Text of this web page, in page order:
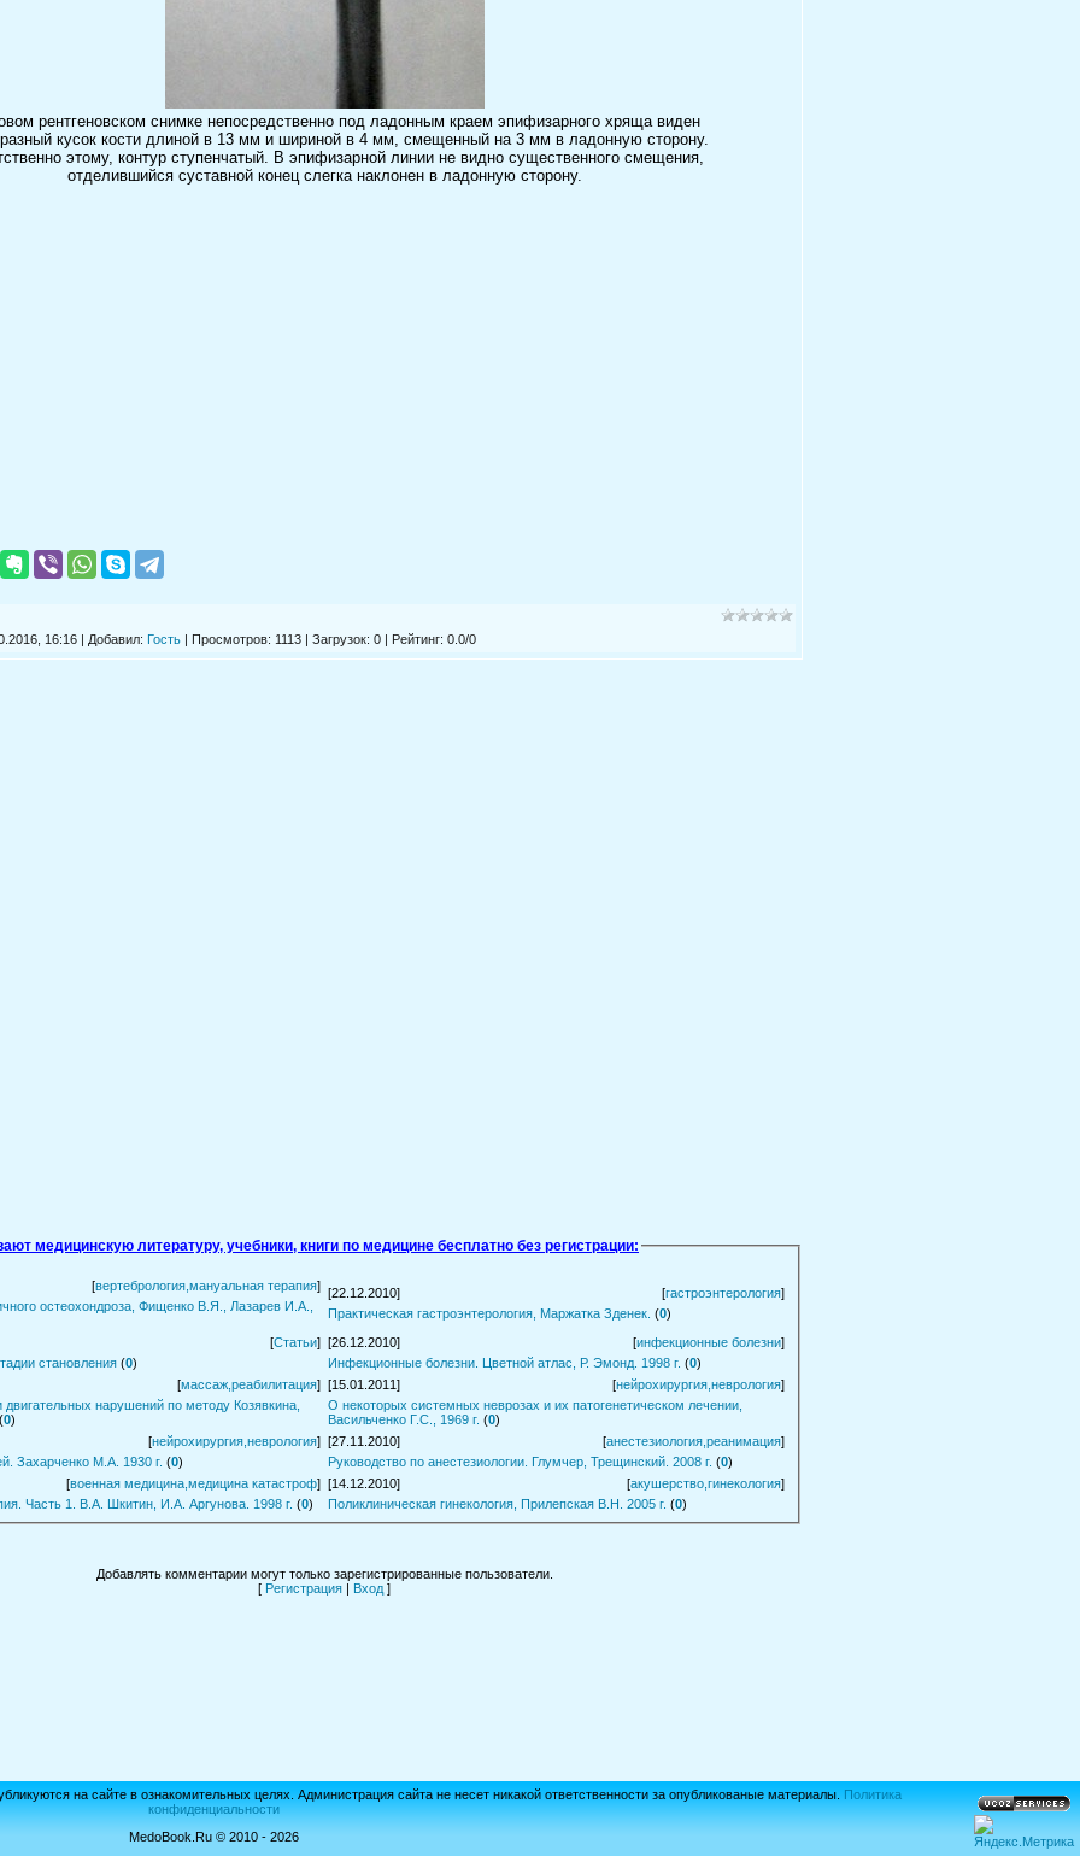
рентгеновском снимке непосредственно под ладонным краем эпифизарного хряща виден
кусок кости длиной в 13 мм и шириной в 4 мм, смещенный на 3 мм в ладонную сторону.
этому, контур ступенчатый. В эпифизарной линии не видно существенного смещения,
отделившийся суставной конец слегка наклонен в ладонную сторону.
16:16 | Добавил: Гость Просмотров: 1113 | Загрузок: 0 | Рейтинг: 0.0/0
медицинскую литературу, учебники, книги по медицине бесплатно без регистрации:
[вертебрология,мануальная терапия]
остеохондроза, Фищенко В.Я., Лазарев И.А.,
[22.12.2010] [гастроэнтерология]
Практическая гастроэнтерология, Маржатка Зденек. (0)
[Статьи]
становления (0)
[26.12.2010] [инфекционные болезни]
Инфекционные болезни. Цветной атлас, Р. Эмонд. 1998 г. (0)
[массаж,реабилитация]
нарушений по методу Козявкина,
(0)
[15.01.2011] [нейрохирургия,неврология]
О некоторых системных неврозах и их патогенетическом лечении,
Васильченко Г.С., 1969 г. (0)
[нейрохирургия,неврология]
Захарченко М.А. 1930 г. (0)
[27.11.2010] [анестезиология,реанимация]
Руководство по анестезиологии. Глумчер, Трещинский. 2008 г. (0)
[военная медицина,медицина катастроф]
Часть 1. В.А. Шкитин, И.А. Аргунова. 1998 г. (0)
[14.12.2010] [акушерство,гинекология]
Поликлиническая гинекология, Прилепская В.Н. 2005 г. (0)
Добавлять комментарии могут только зарегистрированные пользователи.
[ Регистрация Вход ]
на сайте в ознакомительных целях. Администрация сайта не несет никакой ответственности за опубликованые материалы. Политика
конфиденциальности
MedoBook.Ru © 2010 - 2026